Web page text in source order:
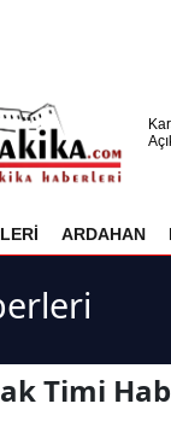
ARDAHAN
Timi